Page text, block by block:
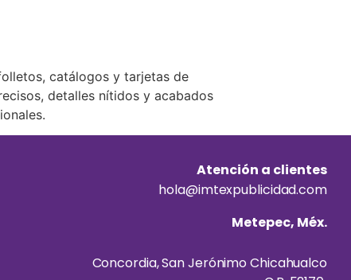
catálogos y tarjetas de
detalles nítidos y acabados
Atención a clientes
hola@imtexpublicidad.com
Metepec, Méx.
Concordia, San Jerónimo Chicahualco